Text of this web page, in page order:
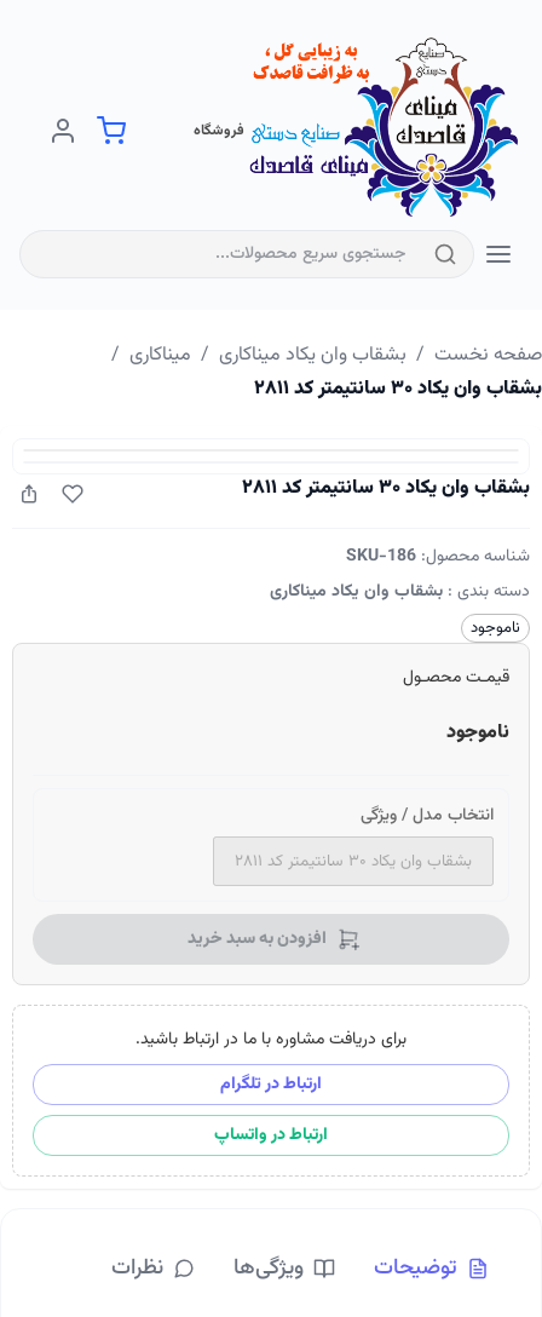
فروشگاه
نخست بشقاب وان یکاد میناکاری میناکاری
وان یکاد ۳۰ سانتیمتر کد ۲۸۱۱
بشقاب وان یکاد ۳۰ سانتیمتر کد ۲۸۱۱
شناسه محصول:SKU-186
دسته بندی : بشقاب وان یکاد میناکاری
ناموجود
قیمـت محصـول
ناموجود
انتخاب مدل / ویژگی
بشقاب وان یکاد ۳۰ سانتیمتر کد ۲۸۱۱
افزودن به سبد خرید
برای دریافت مشاوره با ما در ارتباط باشید.
ارتباط در تلگرام
ارتباط در واتساپ
توضیحات ویژگی‌ها نظرات